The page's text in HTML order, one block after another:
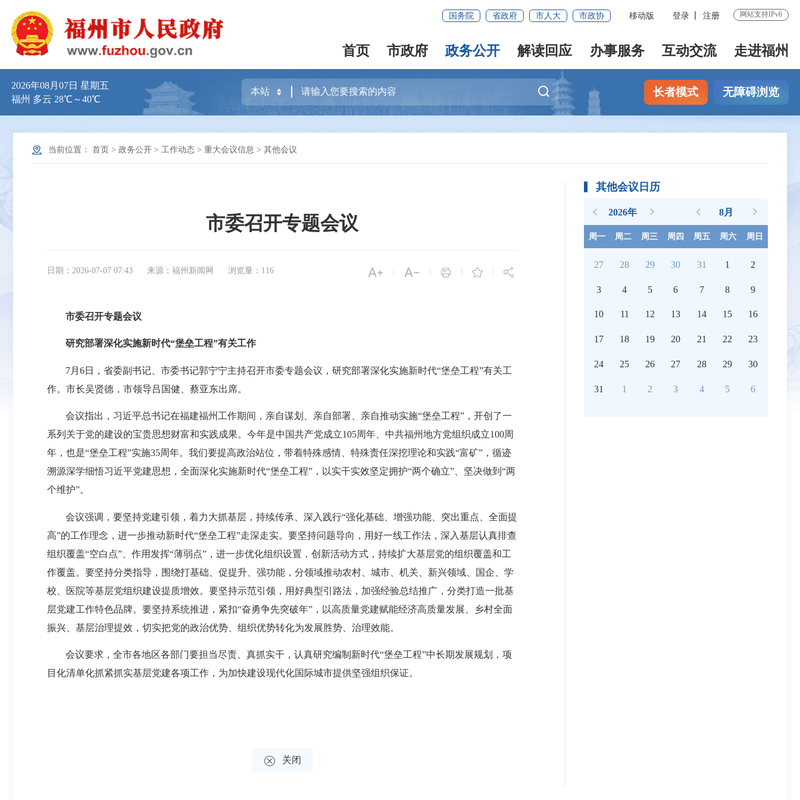
国务院 省政府 市人大 市政协 移动版 登录 注册 网站支持IPv6
首页 市政府 政务公开 解读回应 办事服务 互动交流 走进福州
2026年08月07日 星期五
福州 多云 28℃～40℃
长者模式 无障碍浏览
当前位置： 首页 > 政务公开 > 工作动态 > 重大会议信息 > 其他会议
市委召开专题会议
日期：2026-07-07 07:43 来源：福州新闻网 浏览量：116  |  |  |  | 
市委召开专题会议
研究部署深化实施新时代“堡垒工程”有关工作
7月6日，省委副书记、市委书记郭宁宁主持召开市委专题会议，研究部署深化实施新时代“堡垒工程”有关工
作。市长吴贤德，市领导吕国健、蔡亚东出席。
会议指出，习近平总书记在福建福州工作期间，亲自谋划、亲自部署、亲自推动实施“堡垒工程”，开创了一
系列关于党的建设的宝贵思想财富和实践成果。今年是中国共产党成立105周年、中共福州地方党组织成立100周
年，也是“堡垒工程”实施35周年。我们要提高政治站位，带着特殊感情、特殊责任深挖理论和实践“富矿”，循迹
溯源深学细悟习近平党建思想，全面深化实施新时代“堡垒工程”，以实干实效坚定拥护“两个确立”、坚决做到“两
个维护”。
会议强调，要坚持党建引领，着力大抓基层，持续传承、深入践行“强化基础、增强功能、突出重点、全面提
高”的工作理念，进一步推动新时代“堡垒工程”走深走实。要坚持问题导向，用好一线工作法，深入基层认真排查
组织覆盖“空白点”、作用发挥“薄弱点”，进一步优化组织设置，创新活动方式，持续扩大基层党的组织覆盖和工
作覆盖。要坚持分类指导，围绕打基础、促提升、强功能，分领域推动农村、城市、机关、新兴领域、国企、学
校、医院等基层党组织建设提质增效。要坚持示范引领，用好典型引路法，加强经验总结推广，分类打造一批基
层党建工作特色品牌。要坚持系统推进，紧扣“奋勇争先突破年”，以高质量党建赋能经济高质量发展、乡村全面
振兴、基层治理提效，切实把党的政治优势、组织优势转化为发展胜势、治理效能。
会议要求，全市各地区各部门要担当尽责、真抓实干，认真研究编制新时代“堡垒工程”中长期发展规划，项
目化清单化抓紧抓实基层党建各项工作，为加快建设现代化国际城市提供坚强组织保证。
 关闭
其他会议日历
2026年 8月
周一 周二 周三 周四 周五 周六 周日
27 28 29 30 31 1 2
3 4 5 6 7 8 9
10 11 12 13 14 15 16
17 18 19 20 21 22 23
24 25 26 27 28 29 30
31 1 2 3 4 5 6